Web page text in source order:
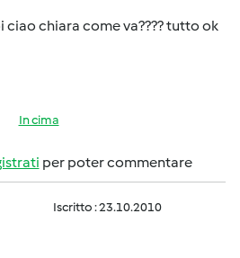
chiara come va???? tutto ok
In cima
per poter commentare
Iscritto : 23.10.2010